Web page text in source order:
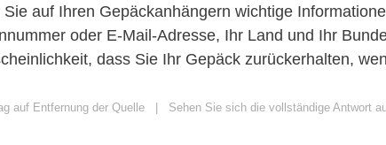
Sie auf Ihren Gepäckanhängern wichtige
oder E-Mail-Adresse, Ihr Land und Ihr
dass Sie Ihr Gepäck zurückerhalten,
auf Entfernung der Quelle Sehen Sie sich die vollständige Antwort